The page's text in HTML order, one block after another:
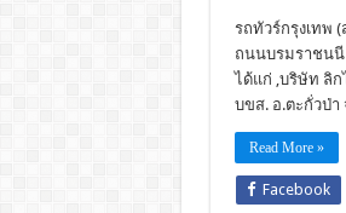
รถทัวร์กรุงเทพ
ถนนบรมราชนนี
ได้แก่ ,บริษัท ลิก
บขส. อ.ตะกั่วป่า
Read More »
Facebook